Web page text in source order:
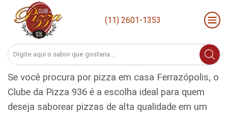
(11) 2601-1353
Search
Se você procura por pizza em casa Ferrazópolis, o
Clube da Pizza 936 é a escolha ideal para quem
deseja saborear pizzas de alta qualidade em um